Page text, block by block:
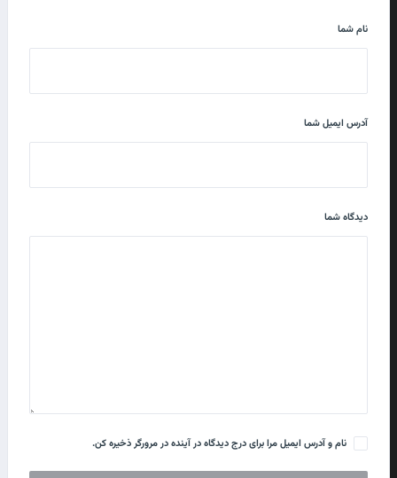
نام شما
آدرس ایمیل شما
دیدگاه شما
نام و آدرس ایمیل مرا برای درج دیدگاه در آینده در مرورگر ذخیره کن.